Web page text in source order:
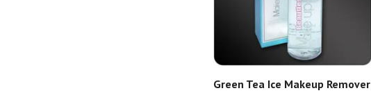
Green Tea Ice Makeup Remover